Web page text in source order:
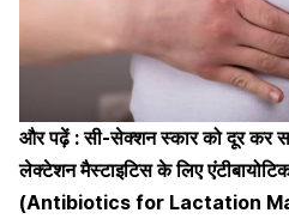
और पढ़ें :सी-सेक्शन स्कार को दूर कर
लेक्टेशन मैस्टाइटिस के लिए
(Antibiotics for Lactation